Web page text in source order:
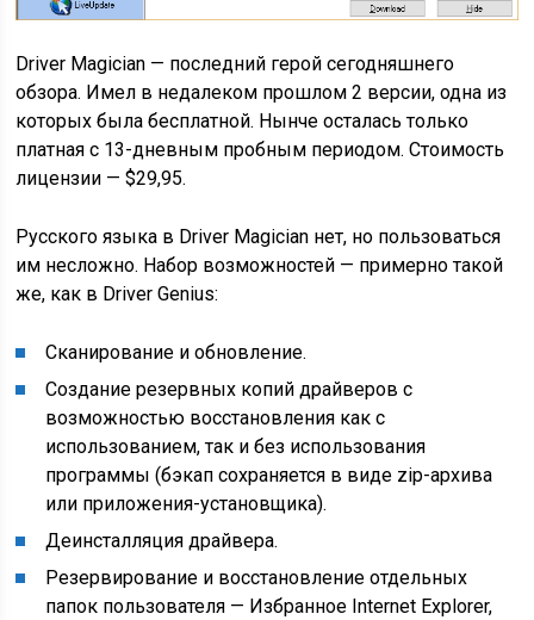
Driver Magician — последний герой сегодняшнего
обзора. Имел в недалеком прошлом 2 версии, одна из
которых была бесплатной. Нынче осталась только
платная с 13-дневным пробным периодом. Стоимость
лицензии — $29,95.
Русского языка в Driver Magician нет, но пользоваться
им несложно. Набор возможностей — примерно такой
же, как в Driver Genius:
Сканирование и обновление.
Создание резервных копий драйверов с
возможностью восстановления как с
использованием, так и без использования
программы (бэкап сохраняется в виде zip-архива
или приложения-установщика).
Деинсталляция драйвера.
Резервирование и восстановление отдельных
папок пользователя — Избранное Internet Explorer,